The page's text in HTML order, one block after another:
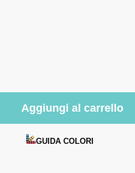
Aggiungi al carrello
GUIDA COLORI